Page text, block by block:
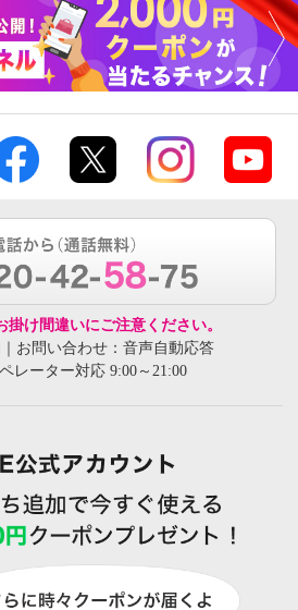
け間違いにご注意ください。
お問い合わせ：音声自動応答
レーター対応 9:00～21:00